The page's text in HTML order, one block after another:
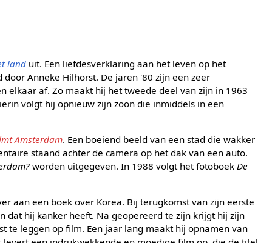
land uit. Een liefdesverklaring aan het leven op het
Anneke Hilhorst. De jaren '80 zijn een zeer
elkaar af. Zo maakt hij het tweede deel van zijn in 1963
volgt hij opnieuw zijn zoon die inmiddels in een
Amsterdam. Een boeiend beeld van een stad die wakker
staand achter de camera op het dak van een auto.
worden uitgegeven. In 1988 volgt het fotoboek De
aan een boek over Korea. Bij terugkomst van zijn eerste
dat hij kanker heeft. Na geopereerd te zijn krijgt hij zijn
te leggen op film. Een jaar lang maakt hij opnamen van